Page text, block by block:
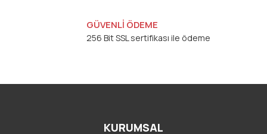
GÜVENLİ ÖDEME
256 Bit SSL sertifikası ile ödeme
KURUMSAL